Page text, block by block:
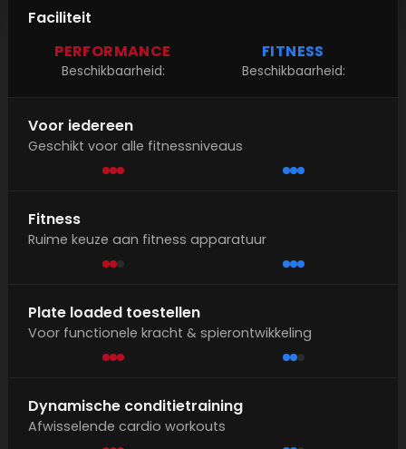
(DUO) Personal training
Total Transformation Project
Voedingsbegeleiding
Faciliteit
PERFORMANCE
Beschikbaarheid:
FITNESS
Beschikbaarheid:
Voor iedereen
Geschikt voor alle fitnessniveaus
Fitness
Ruime keuze aan fitness apparatuur
Plate loaded toestellen
Voor functionele kracht & spierontwikkeling
Dynamische conditietraining
Afwisselende cardio workouts